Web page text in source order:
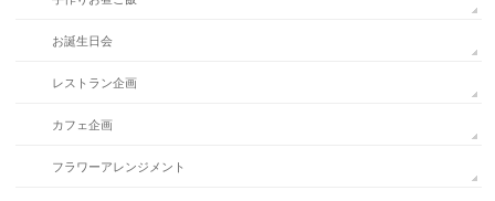
お誕生日会
レストラン企画
カフェ企画
フラワーアレンジメント